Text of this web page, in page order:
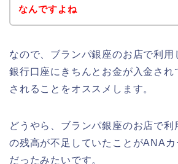
なんですよね
なので、ブランパ銀座のお店で利
銀行口座にきちんとお金が入金され
されることをオススメします。
どうやら、ブランパ銀座のお店で利
の残高が不足していたことがANAカ
だったみたいです。